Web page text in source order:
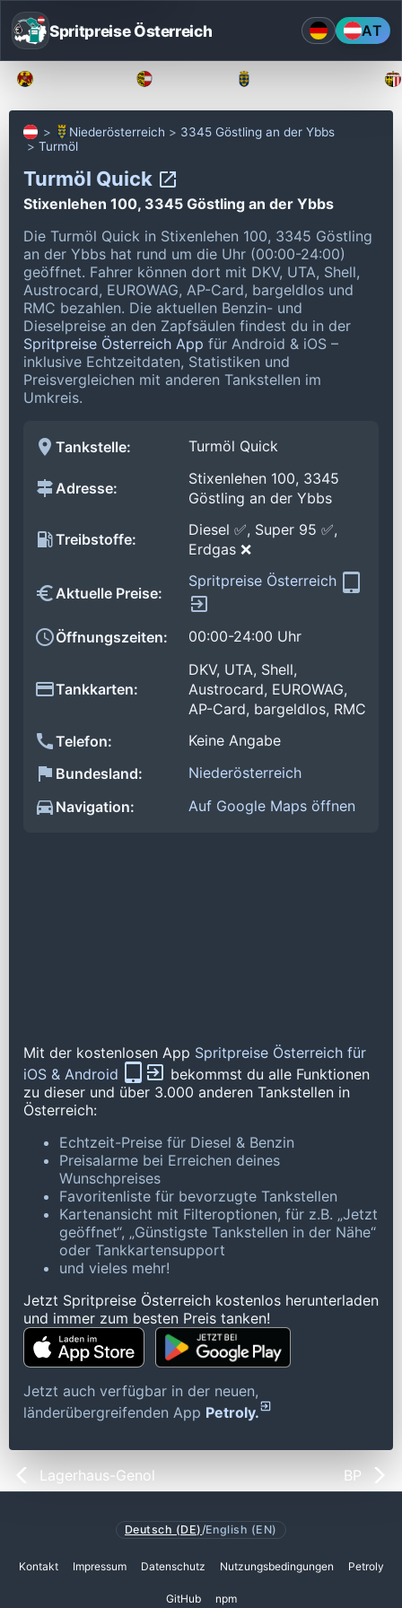
Spritpreise Österreich AT
Niederösterreich
3345 Göstling an der Ybbs
Turmöl
Turmöl Quick
Stixenlehen 100, 3345 Göstling an der Ybbs
Die Turmöl Quick in Stixenlehen 100, 3345 Göstling
an der Ybbs hat rund um die Uhr (00:00-24:00)
geöffnet. Fahrer können dort mit DKV, UTA, Shell,
Austrocard, EUROWAG, AP-Card, bargeldlos und
RMC bezahlen. Die aktuellen Benzin- und
Dieselpreise an den Zapfsäulen findest du in der
Spritpreise Österreich App für Android & iOS –
inklusive Echtzeitdaten, Statistiken und
Preisvergleichen mit anderen Tankstellen im
Umkreis.
Tankstelle: Turmöl Quick
Adresse:
Stixenlehen 100, 3345
Göstling an der Ybbs
Treibstoffe:
Diesel ✅, Super 95 ✅,
Erdgas ❌
Aktuelle Preise:
Spritpreise Österreich
Öffnungszeiten: 00:00-24:00 Uhr
Tankkarten:
DKV, UTA, Shell,
Austrocard, EUROWAG,
AP-Card, bargeldlos, RMC
Telefon:
Keine Angabe
Bundesland:
Niederösterreich
Navigation:
Auf Google Maps öffnen
Mit der kostenlosen App Spritpreise Österreich für
iOS & Android
bekommst du alle Funktionen
zu dieser und über 3.000 anderen Tankstellen in
Österreich:
Echtzeit-Preise für Diesel & Benzin
Preisalarme bei Erreichen deines
Wunschpreises
Favoritenliste für bevorzugte Tankstellen
Kartenansicht mit Filteroptionen, für z.B. „Jetzt
geöffnet“, „Günstigste Tankstellen in der Nähe“
oder Tankkartensupport
und vieles mehr!
Jetzt Spritpreise Österreich kostenlos herunterladen
und immer zum besten Preis tanken!
Jetzt auch verfügbar in der neuen,
länderübergreifenden App Petroly.
Lagerhaus-Genol BP
Deutsch (DE)/English (EN)
Kontakt Impressum Datenschutz Nutzungsbedingungen Petroly
GitHub npm